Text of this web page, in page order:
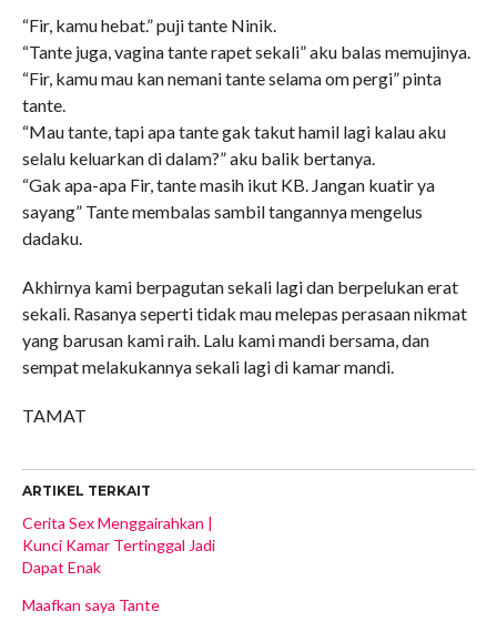
“Fir, kamu hebat.” puji tante Ninik.
“Tante juga, vagina tante rapet sekali” aku balas memujinya.
“Fir, kamu mau kan nemani tante selama om pergi” pinta
tante.
“Mau tante, tapi apa tante gak takut hamil lagi kalau aku
selalu keluarkan di dalam?” aku balik bertanya.
“Gak apa-apa Fir, tante masih ikut KB. Jangan kuatir ya
sayang” Tante membalas sambil tangannya mengelus
dadaku.
Akhirnya kami berpagutan sekali lagi dan berpelukan erat
sekali. Rasanya seperti tidak mau melepas perasaan nikmat
yang barusan kami raih. Lalu kami mandi bersama, dan
sempat melakukannya sekali lagi di kamar mandi.
TAMAT
ARTIKEL TERKAIT
Cerita Sex Menggairahkan |
Kunci Kamar Tertinggal Jadi
Dapat Enak
Maafkan saya Tante